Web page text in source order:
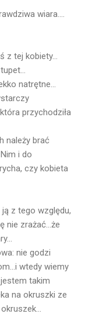
wiara....
tej kobiety...
natrętne...
przychodziła
należy brać
i do
czy kobieta
z tego względu,
nie zrażać...że
nie godzi
wtedy wiemy
takim
na okruszki ze